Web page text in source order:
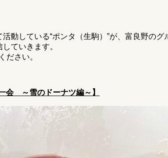
動している“ポンタ（生駒）”が、富良野のグ
ていきます。
ださい。
会 ～雪のドーナツ編～】